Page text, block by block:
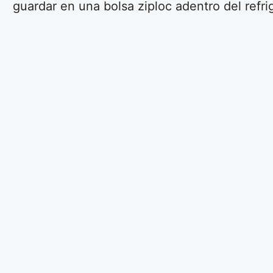
guardar en una bolsa ziploc adentro del